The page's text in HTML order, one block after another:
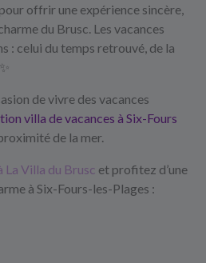
offrir une expérience sincère,
du Brusc. Les vacances
: celui du temps retrouvé, de la
de vivre des vacances
villa de vacances à Six-Fours
de la mer.
La Villa du Brusc et profitez d’une
à Six-Fours-les-Plages :